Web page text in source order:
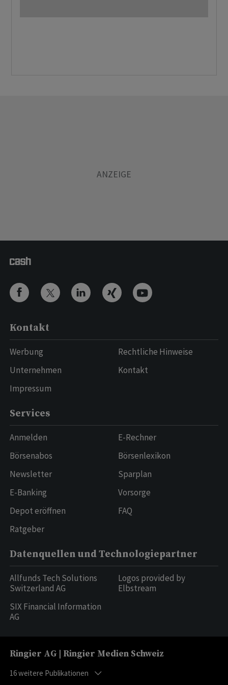
Kontakt
Werbung
Unternehmen
Impressum
Rechtliche Hinweise
Kontakt
Services
Anmelden
Börsenabos
Newsletter
E-Banking
Depot eröffnen
Ratgeber
E-Rechner
Börsenlexikon
Sparplan
Vorsorge
FAQ
Datenquellen und Technologiepartner
Allfunds Tech Solutions
Switzerland AG
SIX Financial Information
AG
Logos provided by
Elbstream
Ringier AG | Ringier Medien Schweiz
16weitere Publikationen